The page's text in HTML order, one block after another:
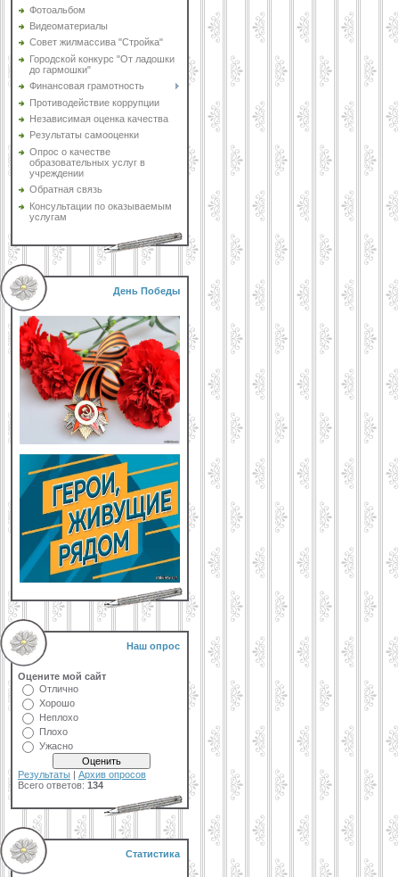
Фотоальбом
Видеоматериалы
Совет жилмассива "Стройка"
Городской конкурс "От ладошки
до гармошки"
Финансовая грамотность
Противодействие коррупции
Независимая оценка качества
Результаты самооценки
Опрос о качестве
образовательных услуг в
учреждении
Обратная связь
Консультации по оказываемым
услугам
День Победы
Наш опрос
Оцените мой сайт
Отлично
Хорошо
Неплохо
Плохо
Ужасно
Результаты | Архив опросов
Всего ответов: 134
Статистика